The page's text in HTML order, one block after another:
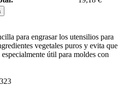
para engrasar los utensilios para
vegetales puros y evita que
útil para moldes con